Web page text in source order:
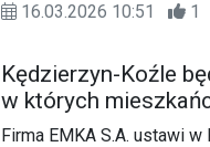
ponad 100 tysięcy
16.03.2026 10:51 1
Kędzierzyn-Koźle
w których
zużytego oleju
Firma EMKA S.A. ustawi